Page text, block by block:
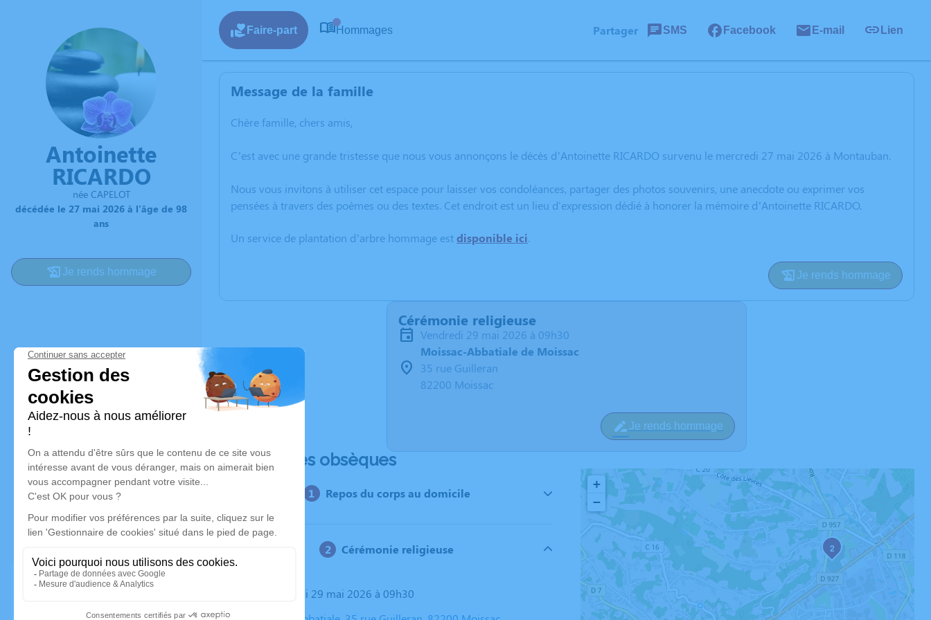
Antoinette
RICARDO
née CAPELOT
décédée le 27 mai 2026 à l'âge de 98
ans
Je rends hommage
Faire-part Hommages Partager SMS Facebook E-mail Lien
Message de la famille
Chère famille, chers amis,
C’est avec une grande tristesse que nous vous annonçons le décès d’Antoinette RICARDO survenu le mercredi 27 mai 2026 à Montauban.
Nous vous invitons à utiliser cet espace pour laisser vos condoléances, partager des photos souvenirs, une anecdote ou exprimer vos
pensées à travers des poèmes ou des textes. Cet endroit est un lieu d'expression dédié à honorer la mémoire d’Antoinette RICARDO.
Un service de plantation d’arbre hommage estdisponible ici.
Je rends hommage
Cérémonie religieuse
vendredi 29 mai 2026 à 09h30
Moissac-Abbatiale de Moissac
35 rue Guilleran
82200 Moissac
Je rends hommage
Déroulé des obsèques
Repos du corps au domicile
Cérémonie religieuse
Le vendredi 29 mai 2026 à 09h30
2
+
−